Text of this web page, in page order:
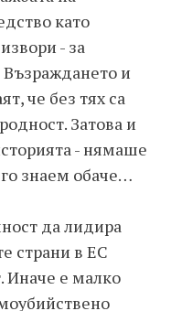
като
- за
Възраждането и
че без тях са
Затова и
- нямаше
знаем обаче…
да лидира
страни в ЕС
Иначе е малко